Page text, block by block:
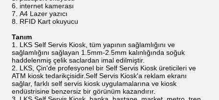
internet kamerası
A4 Lazer yazıcı
RFID Kart okuyucu
Tanım
LKS Self Servis Kiosk, tüm yapının sağlamlığını ve
sağlamlığını sağlayan 1.5mm-2.5mm kalınlığında soğuk
haddelenmiş çelik saclardan imal edilmiştir.
LKS, Çin'de profesyonel bir Self Servis Kiosk üreticileri ve
ATM kiosk tedarikçisidir.Self Servis Kiosk'a reklam ekranı
sağlar, farklı self servis kiosk uygulamalarına ve kiosk
endüstrisine benzersiz bir görünüm kazandırır.